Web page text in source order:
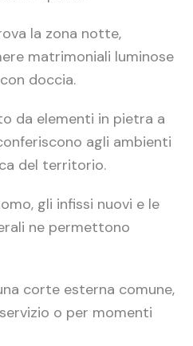
la zona notte,
matrimoniali luminose
doccia.
da elementi in pietra a
agli ambienti
del territorio.
gli infissi nuovi e le
ne permettono
corte esterna comune,
o per momenti